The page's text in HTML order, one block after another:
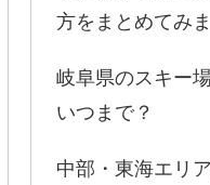
方をまとめてみ
岐阜県のスキー
いつまで？
中部・東海エリ